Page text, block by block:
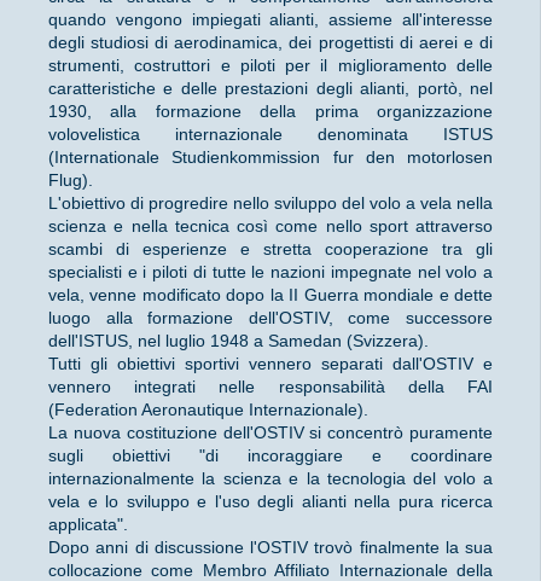
quando vengono impiegati alianti, assieme all'interesse
degli studiosi di aerodinamica, dei progettisti di aerei e di
strumenti, costruttori e piloti per il miglioramento delle
caratteristiche e delle prestazioni degli alianti, portò, nel
1930, alla formazione della prima organizzazione
volovelistica internazionale denominata ISTUS
(Internationale Studienkommission fur den motorlosen
Flug).
L'obiettivo di progredire nello sviluppo del volo a vela nella
scienza e nella tecnica così come nello sport attraverso
scambi di esperienze e stretta cooperazione tra gli
specialisti e i piloti di tutte le nazioni impegnate nel volo a
vela, venne modificato dopo la II Guerra mondiale e dette
luogo alla formazione dell'OSTIV, come successore
dell'ISTUS, nel luglio 1948 a Samedan (Svizzera).
Tutti gli obiettivi sportivi vennero separati dall'OSTIV e
vennero integrati nelle responsabilità della FAI
(Federation Aeronautique Internazionale).
La nuova costituzione dell'OSTIV si concentrò puramente
sugli obiettivi "di incoraggiare e coordinare
internazionalmente la scienza e la tecnologia del volo a
vela e lo sviluppo e l'uso degli alianti nella pura ricerca
applicata".
Dopo anni di discussione l'OSTIV trovò finalmente la sua
collocazione come Membro Affiliato Internazionale della